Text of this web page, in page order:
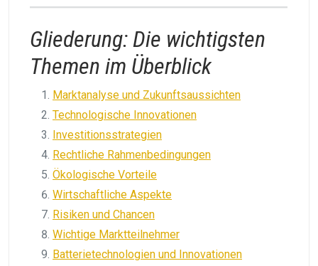
Gliederung: Die wichtigsten
Themen im Überblick
Marktanalyse und Zukunftsaussichten
Technologische Innovationen
Investitionsstrategien
Rechtliche Rahmenbedingungen
Ökologische Vorteile
Wirtschaftliche Aspekte
Risiken und Chancen
Wichtige Marktteilnehmer
Batterietechnologien und Innovationen